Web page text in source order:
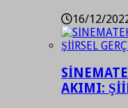
16/12/
AKIMI: